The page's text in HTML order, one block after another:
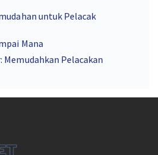
untuk Pelacak
Mana
Memudahkan Pelacakan